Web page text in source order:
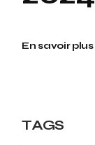
En savoir plus
TAGS